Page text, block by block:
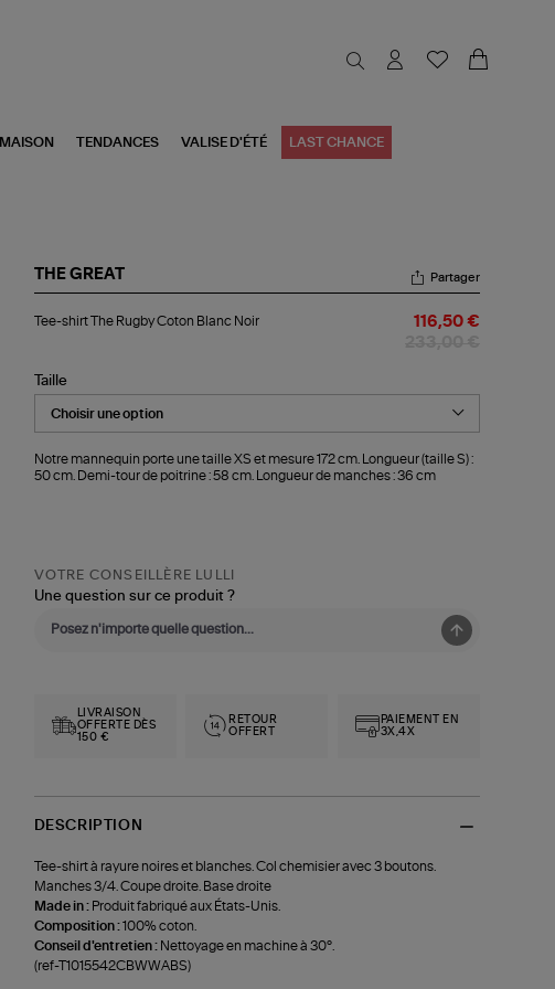
MAISON TENDANCES VALISE D'ÉTÉ LAST CHANCE
THE GREAT
shirt
Coton
Blanc
Noir
Partager
Tee-shirt The Rugby Coton Blanc Noir 116,50 €
Taille
Notre mannequin porte une taille XS et mesure 172 cm. Longueur (taille S) :
50 cm. Demi-tour de poitrine : 58 cm. Longueur de manches : 36 cm
VOTRE CONSEILLÈRE LULLI
Une question sur ce produit ?
LIVRAISON
OFFERTE DÈS
150 €
RETOUR
OFFERT
PAIEMENT EN
3X,4X
DESCRIPTION
Tee-shirt à rayure noires et blanches. Col chemisier avec 3 boutons.
Manches 3/4. Coupe droite. Base droite
Made in : Produit fabriqué aux États-Unis.
Composition :100% coton.
Conseil d'entretien : Nettoyage en machine à 30°.
(ref-T1015542CBWWABS)